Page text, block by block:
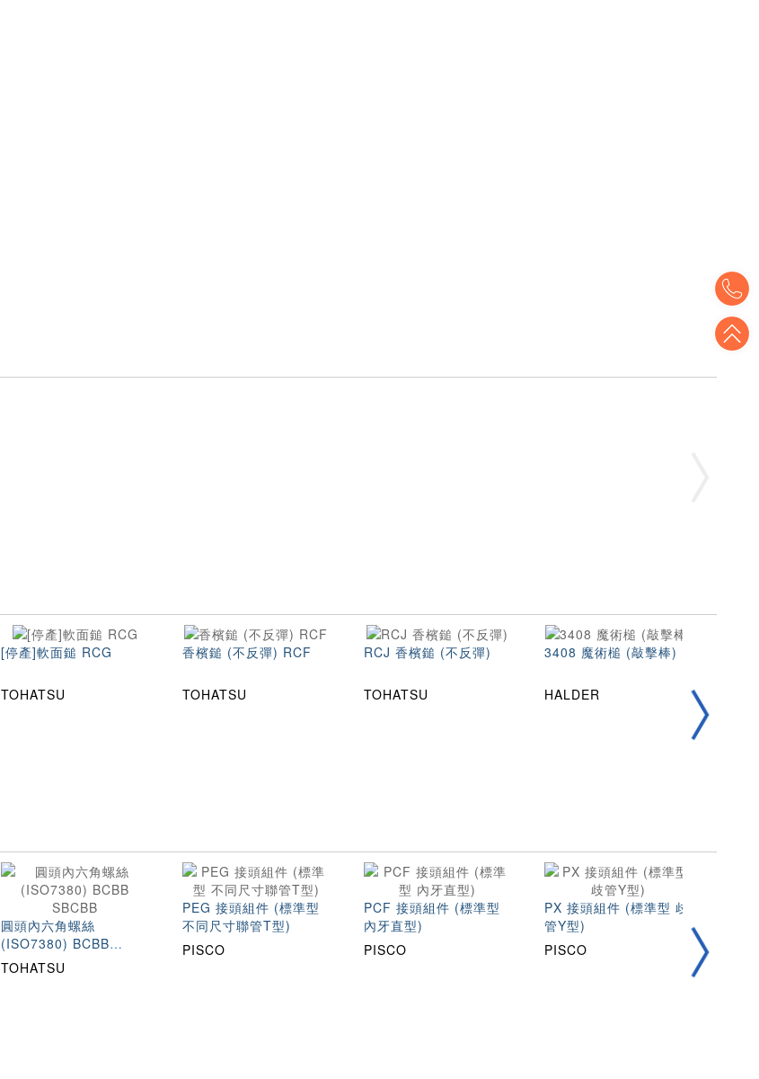
[停產]軟面鎚 RCG
TOHATSU
香檳鎚 (不反彈) RCF
TOHATSU
RCJ 香檳鎚 (不反彈)
TOHATSU
3408 魔術槌 (敲擊棒)
HALDER
圓頭內六角螺絲
(ISO7380) BCBB
SBCBB
TOHATSU
PEG 接頭組件 (標準型
不同尺寸聯管T型)
PISCO
PCF 接頭組件 (標準型
內牙直型)
PISCO
PX 接頭組件 (標準型 歧
管Y型)
PISCO